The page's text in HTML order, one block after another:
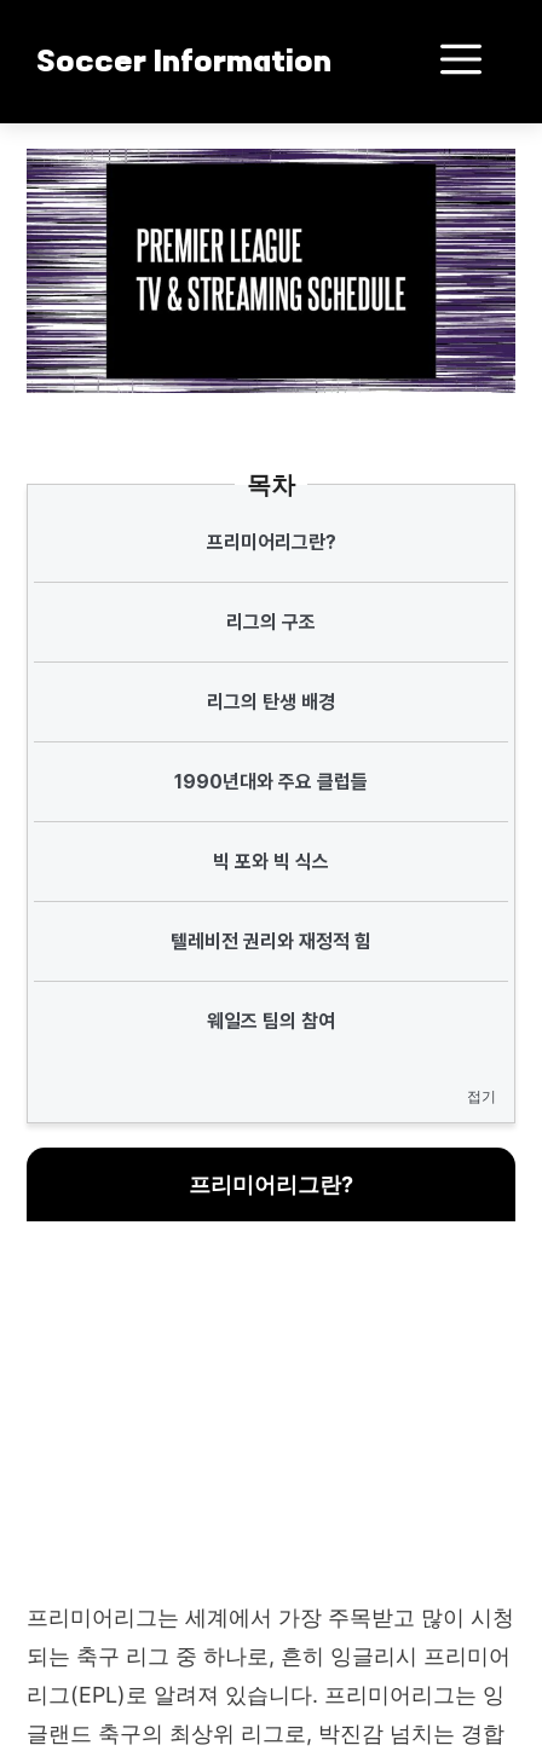
Soccer Information
메
뉴
목차
프리미어리그란?
리그의 구조
리그의 탄생 배경
1990년대와 주요 클럽들
빅 포와 빅 식스
텔레비전 권리와 재정적 힘
웨일즈 팀의 참여
접기
프리미어리그란?
프리미어리그는 세계에서 가장 주목받고 많이 시청
되는 축구 리그 중 하나로, 흔히 잉글리시 프리미어
리그(EPL)로 알려져 있습니다. 프리미어리그는 잉
글랜드 축구의 최상위 리그로, 박진감 넘치는 경합